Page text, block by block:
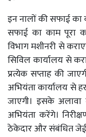
इन नालों की सफाई
सफाई का काम पूरा
विभाग मशीनरी से
सिविल कार्यालय से
प्रत्येक सप्ताह की
अभियंता कार्यालय से
जाएगी। इसके अलावा
अभियंता करेंगे।
ठेकेदार और संबंधित जेई